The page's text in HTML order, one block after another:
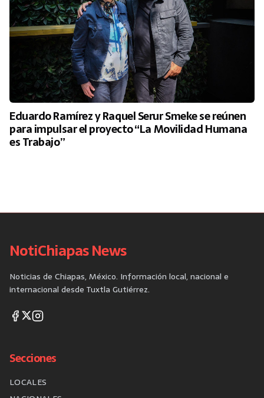
Eduardo Ramírez y Raquel Serur Smeke se reúnen
para impulsar el proyecto “La Movilidad Humana
es Trabajo”
NotiChiapas News
Noticias de Chiapas, México. Información local, nacional e
internacional desde Tuxtla Gutiérrez.
Secciones
LOCALES